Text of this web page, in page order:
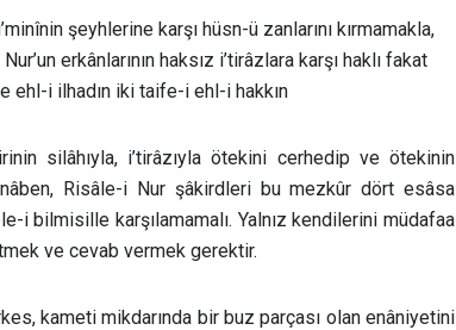
şeyhlerine karşı hüsn-ü zanlarını kırmamakla,
erkânlarının haksız i’tirâzlara karşı haklı fakat
ehl-i ilhadın iki taife-i ehl-i hakkın
silâhıyla, i’tirâzıyla ötekini cerhedip ve ötekinin
Risâle-i Nur şâkirdleri bu mezkûr dört esâsa
i bilmisille karşılamamalı. Yalnız kendilerini müdafaa
ve cevab vermek gerektir.
kameti mikdarında bir buz parçası olan enâniyetini